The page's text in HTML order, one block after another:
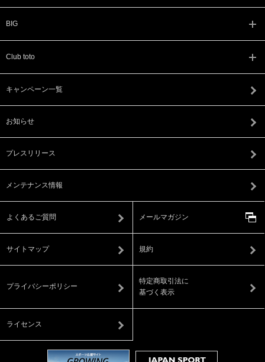
BIG
Club toto
キャンペーン一覧
お知らせ
プレスリリース
メンテナンス情報
よくあるご質問 メールマガジン
サイトマップ 規約
プライバシーポリシー
特定商取引法に
基づく表示
ライセンス